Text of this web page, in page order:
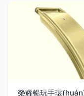
榮耀暢玩手環